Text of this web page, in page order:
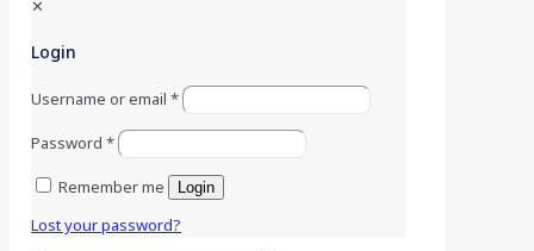
✕
Login
Username or email*
Password*
Remember me
Login
Lost your password?